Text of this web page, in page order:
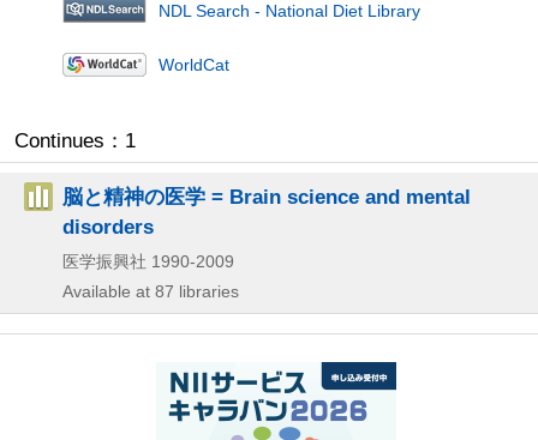
NDL Search - National Diet Library
WorldCat
Continues：1
脳と精神の医学 = Brain science and mental
disorders
医学振興社 1990-2009
Available at 87 libraries